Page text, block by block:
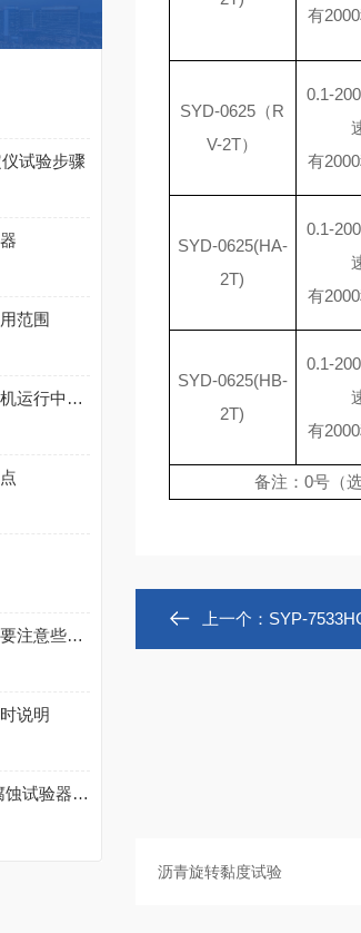
试验步骤
范围
油质在线监测系统谈汽轮机运行中的维护常识
旋转式粘度计在操作都需要注意些什么呢
说明
SYP-7326A 润滑脂铜片腐蚀试验器操作使用与注意事项
有
SYD-0625 （R
V-2T）
0.1-
有
SYD-0625(HA-
2T)
0.1-
有
SYD-0625(HB-
2T)
0.1-
有
备注：0号（
上一个： SYP-7533HGB/